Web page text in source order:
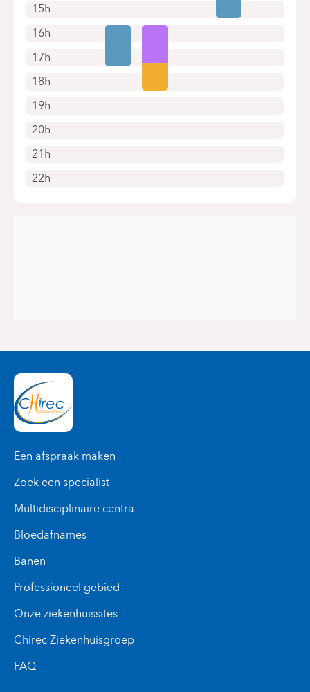
15h
16h
17h
18h
19h
20h
21h
22h
Een afspraak maken
Zoek een specialist
Multidisciplinaire centra
Bloedafnames
Banen
Professioneel gebied
Onze ziekenhuissites
Chirec Ziekenhuisgroep
FAQ